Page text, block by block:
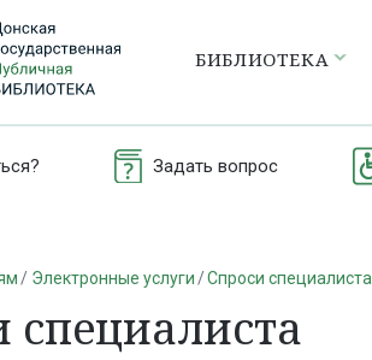
БИБЛИОТЕКА
Задать вопрос
Электронные услуги Спроси специалиста
специалиста